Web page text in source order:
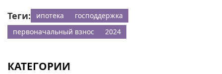
Теги: ипотека
господдержка
первоначальный взнос
2024
КАТЕГОРИИ